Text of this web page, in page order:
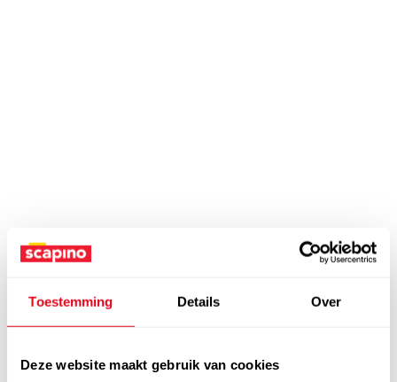
Toestemming Details Over
Deze website maakt gebruik van cookies